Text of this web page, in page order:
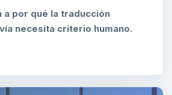
a por qué la traducción
necesita criterio humano.